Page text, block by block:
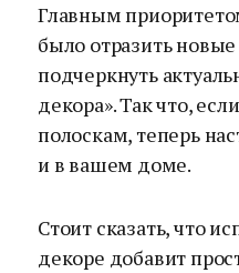
Главным
было отразить
подчеркнуть
декора». Так что,
полоскам, теперь
и в вашем доме.
Стоит сказать, что
декоре добавит